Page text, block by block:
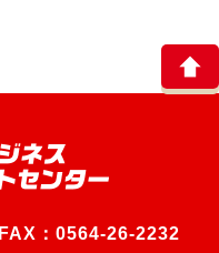
FAX：0564-26-2232